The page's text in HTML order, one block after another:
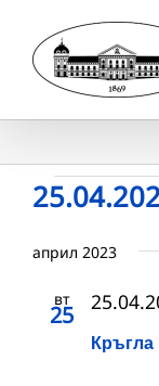
content
Събития
date.
април 2023
вт
25
Кръгла